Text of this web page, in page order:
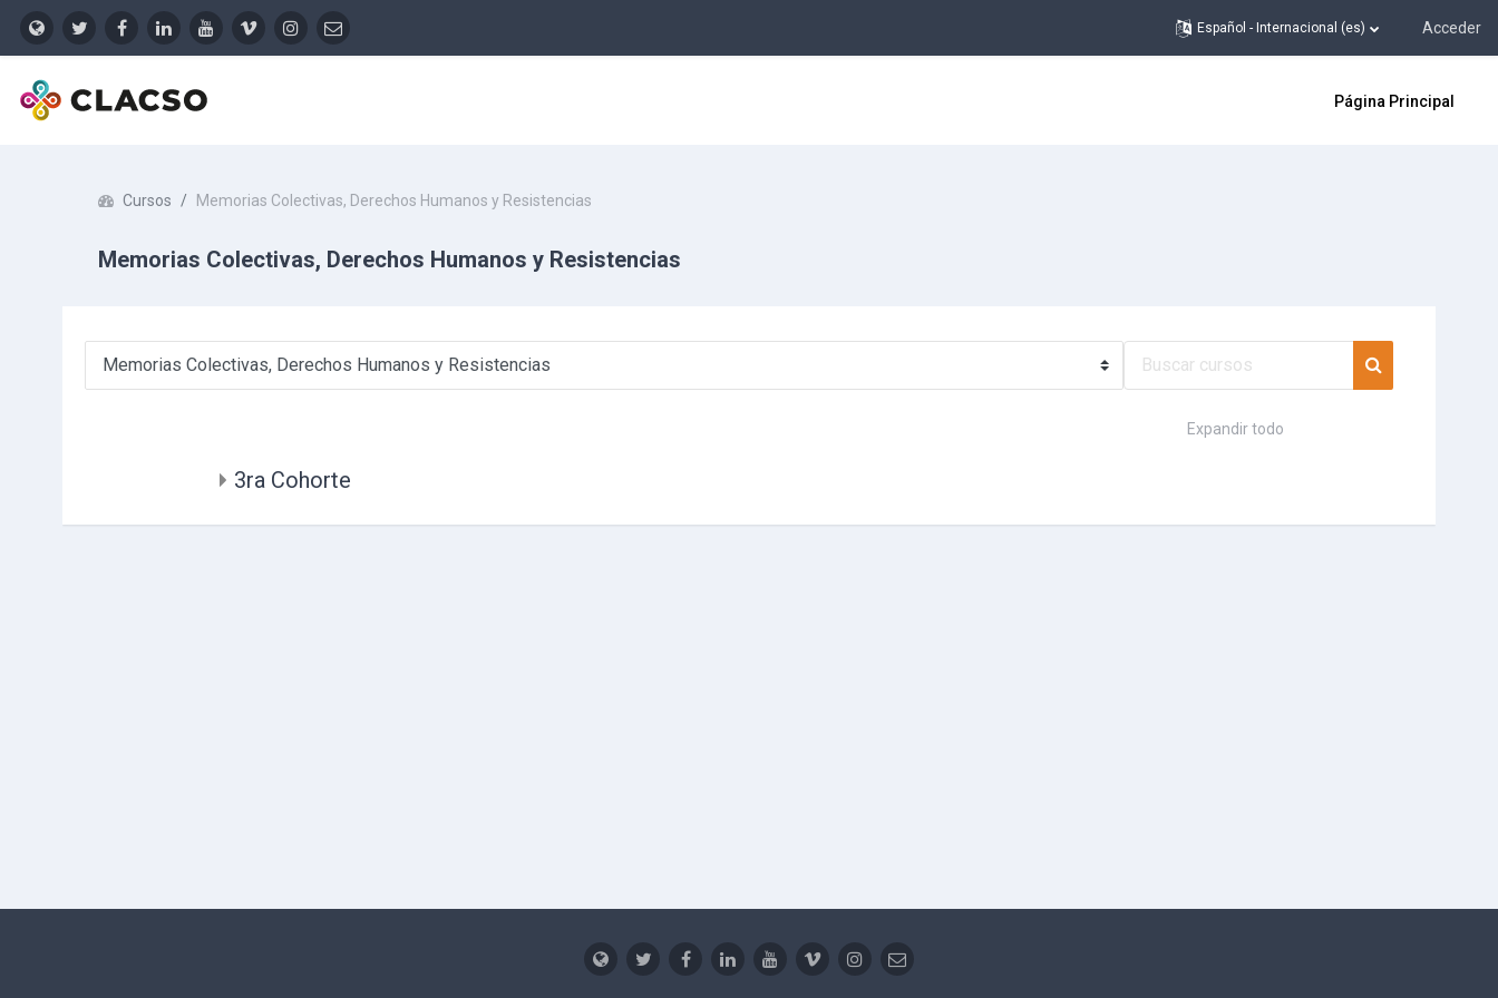
Español - Internacional ‎(es)‎ Acceder
Página Principal
Cursos Memorias Colectivas, Derechos Humanos y Resistencias
Memorias Colectivas, Derechos Humanos y Resistencias
Categorías
Buscar cursos
Buscar cursos
Expandir todo
3ra Cohorte